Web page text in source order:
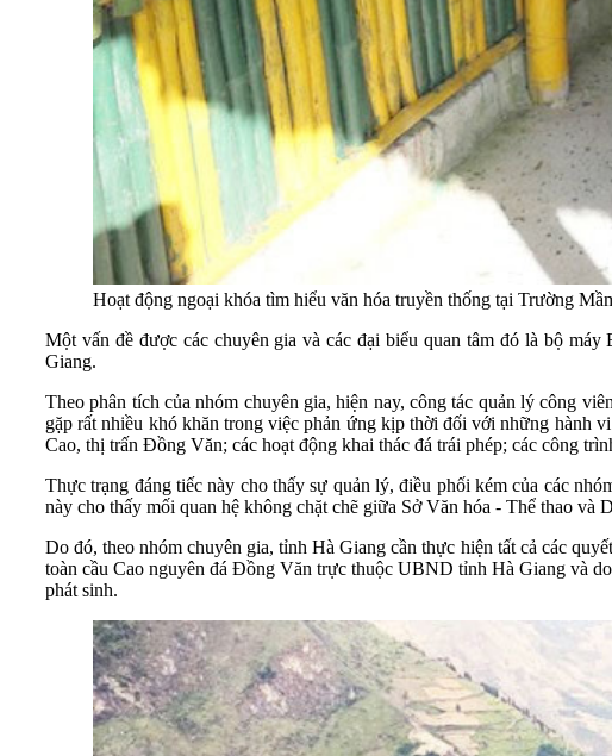
Hoạt động ngoại khóa tìm hiểu văn hóa truyền thống tại Trường
Một vấn đề được các chuyên gia và các đại biểu quan tâm đó là bộ
Giang.
Theo phân tích của nhóm chuyên gia, hiện nay, công tác quản lý công
gặp rất nhiều khó khăn trong việc phản ứng kịp thời đối với những hành
Cao, thị trấn Đồng Văn; các hoạt động khai thác đá trái phép; các công
Thực trạng đáng tiếc này cho thấy sự quản lý, điều phối kém của các
này cho thấy mối quan hệ không chặt chẽ giữa Sở Văn hóa - Thể thao
Do đó, theo nhóm chuyên gia, tỉnh Hà Giang cần thực hiện tất cả các
toàn cầu Cao nguyên đá Đồng Văn trực thuộc UBND tỉnh Hà Giang và
phát sinh.